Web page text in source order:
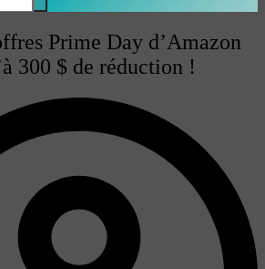
Prime Day d’Amazon
300 $ de réduction !